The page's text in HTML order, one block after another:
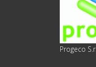
Progeco